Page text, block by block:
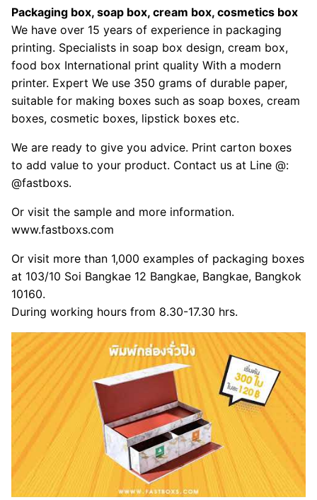
Packaging box, soap box, cream box, cosmetics box
We have over 15 years of experience in packaging
printing. Specialists in soap box design, cream box,
food box International print quality With a modern
printer. Expert We use 350 grams of durable paper,
suitable for making boxes such as soap boxes, cream
boxes, cosmetic boxes, lipstick boxes etc.
We are ready to give you advice. Print carton boxes
to add value to your product. Contact us at Line @:
@fastboxs.
Or visit the sample and more information.
www.fastboxs.com
Or visit more than 1,000 examples of packaging boxes
at 103/10 Soi Bangkae 12 Bangkae, Bangkae, Bangkok
10160.
During working hours from 8.30-17.30 hrs.